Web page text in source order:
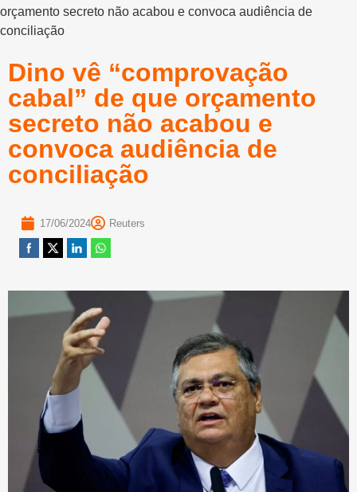
orçamento secreto não acabou e convoca audiência de
conciliação
Dino vê “comprovação
cabal” de que orçamento
secreto não acabou e
convoca audiência de
conciliação
17/06/2024 Reuters